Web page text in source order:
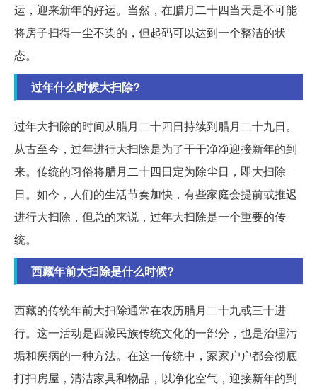
运，迎来新年的好运。当然，在腊月二十四当天是不可能
将房子扫得一尘不染的，但起码可以达到一个整洁的状
态。
过年什么时候大扫除?
过年大扫除的时间从腊月二十四日持续到腊月二十九日。
从古至今，过年进行大扫除是为了干干净净迎接新年的到
来。传统的习俗将腊月二十四日定为除尘日，即大扫除
日。如今，人们的生活节奏加快，有些家庭会提前或推迟
进行大扫除，但总的来说，过年大扫除是一个重要的传
统。
西藏年前大扫除是什么时候?
西藏的传统年前大扫除通常在农历腊月二十九或三十进
行。这一活动是西藏民族传统文化的一部分，也是治理污
垢和疾病的一种方法。在这一传统中，家家户户都会彻底
打扫房屋，清洁家具和物品，以净化空气，迎接新年的到